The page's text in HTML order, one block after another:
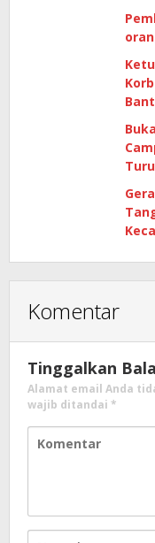
Komentar
Tinggalkan
Alamat email Anda
wajib ditandai *